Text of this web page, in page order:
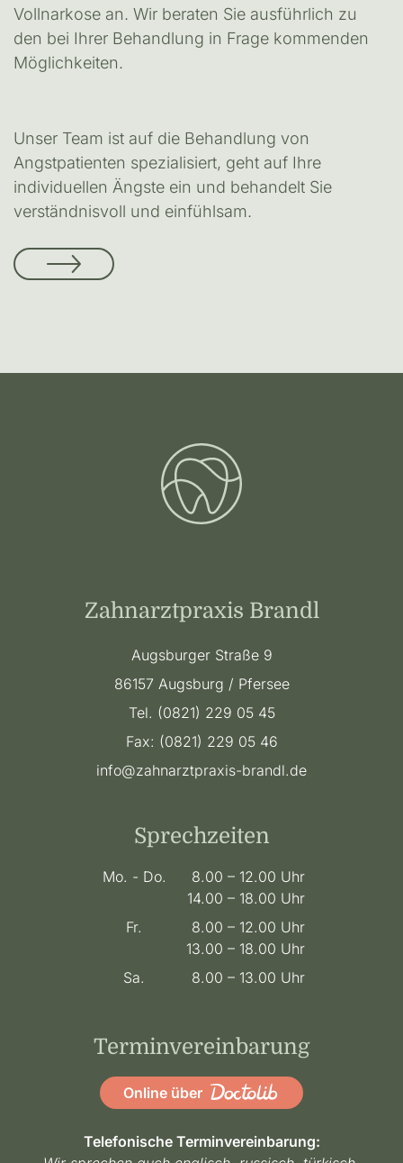
Vollnarkose an. Wir beraten Sie ausführlich zu
den bei Ihrer Behandlung in Frage kommenden
Möglichkeiten.
Unser Team ist auf die Behandlung von
Angstpatienten spezialisiert, geht auf Ihre
individuellen Ängste ein und behandelt Sie
verständnisvoll und einfühlsam.
Narkosebehandlung
Zahnarztpraxis Brandl
Augsburger Straße 9
86157 Augsburg / Pfersee
Tel. (0821) 229 05 45
Fax: (0821) 229 05 46
info@zahnarztpraxis-brandl.de
Sprechzeiten
Mo. - Do.
8.00 – 12.00 Uhr
14.00 – 18.00 Uhr
Fr.
8.00 – 12.00 Uhr
13.00 – 18.00 Uhr
Sa.
8.00 – 13.00 Uhr
Terminvereinbarung
Online über
Telefonische Terminvereinbarung: